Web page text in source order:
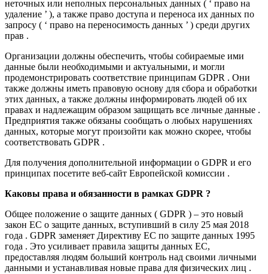
неточных или неполных персональных данных ( ‘ право на
удаление ’ ), а также право доступа и переноса их данных по
запросу ( ‘ право на переносимость данных ’ ) среди других
прав .
Организации должны обеспечить, чтобы собираемые ими
данные были необходимыми и актуальными, и могли
продемонстрировать соответствие принципам GDPR . Они
также должны иметь правовую основу для сбора и обработки
этих данных, а также должны информировать людей об их
правах и надлежащим образом защищать все личные данные .
Предприятия также обязаны сообщать о любых нарушениях
данных, которые могут произойти как можно скорее, чтобы
соответствовать GDPR .
Для получения дополнительной информации о GDPR и его
принципах посетите веб-сайт Европейской комиссии .
Каковы права и обязанности в рамках GDPR ?
Общее положение о защите данных ( GDPR ) – это новый
закон ЕС о защите данных, вступивший в силу 25 мая 2018
года . GDPR заменяет Директиву ЕС по защите данных 1995
года . Это усиливает правила защиты данных ЕС,
предоставляя людям больший контроль над своими личными
данными и устанавливая новые права для физических лиц .